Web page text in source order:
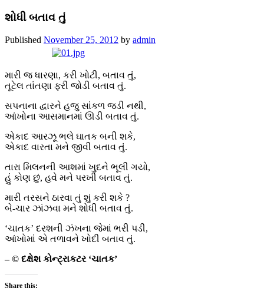
શોધી બતાવ તું
Published November 25, 2012 by admin
મારી જ ધારણા, કરી ખોટી, બતાવ તું,
તૂટેલ તાંતણા ફરી જોડી બતાવ તું.
સપનાના દ્વારને હજુ સાંકળ જડી નથી,
આંખોના આસમાનમાં ઊડી બતાવ તું.
એકાદ આરઝૂ ભલે ઘાતક બની શકે,
એકાદ વારતા મને જીવી બતાવ તું.
તારા મિલનની આશમાં ખુદને ભૂલી ગયો,
હું કોણ છું, હવે મને પરખી બતાવ તું.
મારી તરસને ઠારવા તું શું કરી શકે ?
બે-ચાર ઝાંઝવા મને શોધી બતાવ તું.
‘ચાતક’ દરશની ઝંખના જેમાં ભરી પડી,
આંખોમાં એ તળાવને ખોદી બતાવ તું.
– © દક્ષેશ કોન્ટ્રાકટર ‘ચાતક’
Share this: